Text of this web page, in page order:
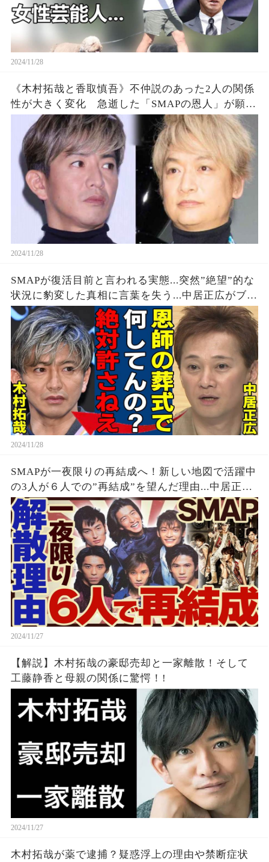
2024/11/28
《木村拓哉と香取慎吾》不仲説のあった2人の関係
性が大きく変化 急逝した「SMAPの恩人」が願っ
ていた再集結への道
2024/11/28
SMAPが復活目前と言われる実態...突然”絶望”的な
状況に豹変した真相に言葉を失う...中居正広がブチ
ギレた木村拓哉のまさかの行為に驚きを隠さない...
2024/11/28
SMAPが一夜限りの再結成へ！新しい地図で活躍中
の3人が６人での”再結成”を望んだ理由...中居正広
が「１夜だけなら」否定しなかった理由や木村拓
也が乗り気な理由に驚愕！
2024/11/27
【解説】木村拓哉の豪邸売却と一家離散！そして
工藤静香と母親の関係に驚愕！!
2024/11/27
木村拓哉が薬で逮捕？疑惑浮上の理由や禁断症状